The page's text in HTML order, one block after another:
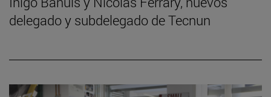
delegado y subdelegado de Tecnun